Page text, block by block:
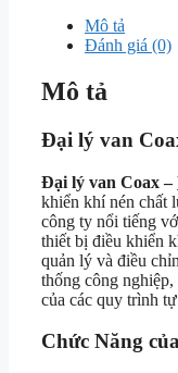
Mô tả
Đánh giá (0)
Mô tả
Đại lý van
Đại lý van Coax –
khiển khí nén chất
công ty nổi tiếng
thiết bị điều khiển
quản lý và điều
thống công
của các quy trình
Chức Năng